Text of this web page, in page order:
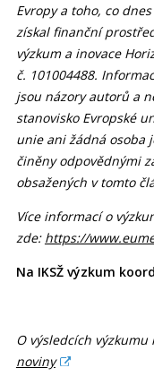
Evropy a toho, co
získal finanční
výzkum a inovace
č. 101004488.
jsou názory autorů a
stanovisko Evropské
unie ani žádná osoba
činěny odpovědnými
obsažených v tomto
Více informací o
zde: https://
Na IKSŽ výzkum
O výsledcích
noviny